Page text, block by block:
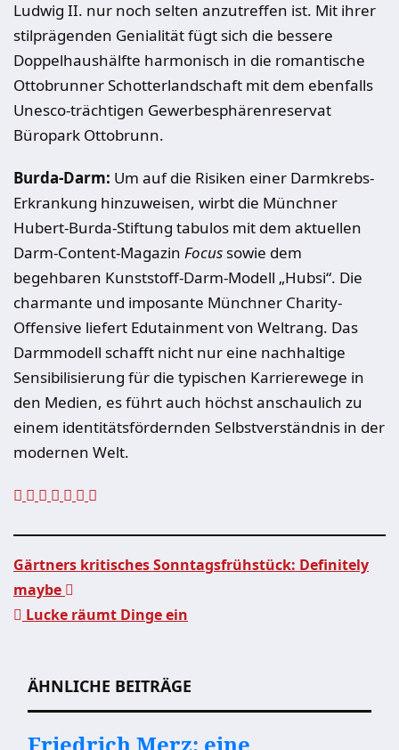
Ludwig II. nur noch selten anzutreffen ist. Mit ihrer
stilprägenden Genialität fügt sich die bessere
Doppelhaushälfte harmonisch in die romantische
Ottobrunner Schotterlandschaft mit dem ebenfalls
Unesco-trächtigen Gewerbesphärenreservat
Büropark Ottobrunn.
Burda-Darm: Um auf die Risiken einer Darmkrebs-
Erkrankung hinzuweisen, wirbt die Münchner
Hubert-Burda-Stiftung tabulos mit dem aktuellen
Darm-Content-Magazin Focus sowie dem
begehbaren Kunststoff-Darm-Modell „Hubsi“. Die
charmante und imposante Münchner Charity-
Offensive liefert Edutainment von Weltrang. Das
Darmmodell schafft nicht nur eine nachhaltige
Sensibilisierung für die typischen Karrierewege in
den Medien, es führt auch höchst anschaulich zu
einem identitätsfördernden Selbstverständnis in der
modernen Welt.
Beitragsnavigation
Gärtners kritisches Sonntagsfrühstück: Definitely
maybe
Lucke räumt Dinge ein
ÄHNLICHE BEITRÄGE